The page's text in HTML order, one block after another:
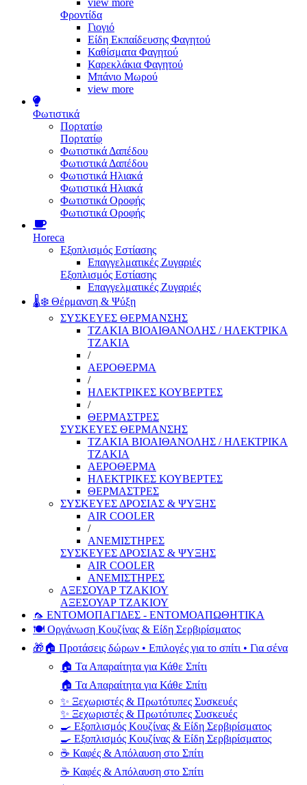
view more
Φροντίδα
Γιογιό
Είδη Εκπαίδευσης Φαγητού
Καθίσματα Φαγητού
Καρεκλάκια Φαγητού
Μπάνιο Μωρού
view more
Φωτιστικά
Πορτατίφ
Πορτατίφ
Φωτιστικά Δαπέδου
Φωτιστικά Δαπέδου
Φωτιστικά Ηλιακά
Φωτιστικά Ηλιακά
Φωτιστικά Οροφής
Φωτιστικά Οροφής
Horeca
Εξοπλισμός Εστίασης
Επαγγελματικές Ζυγαριές
Εξοπλισμός Εστίασης
Επαγγελματικές Ζυγαριές
🌡️❄️ Θέρμανση & Ψύξη
ΣΥΣΚΕΥΕΣ ΘΕΡΜΑΝΣΗΣ
ΤΖΑΚΙΑ ΒΙΟΑΙΘΑΝΟΛΗΣ / ΗΛΕΚΤΡΙΚΑ
ΤΖΑΚΙΑ
/
ΑΕΡΟΘΕΡΜΑ
/
ΗΛΕΚΤΡΙΚΕΣ ΚΟΥΒΕΡΤΕΣ
/
ΘΕΡΜΑΣΤΡΕΣ
ΣΥΣΚΕΥΕΣ ΘΕΡΜΑΝΣΗΣ
ΤΖΑΚΙΑ ΒΙΟΑΙΘΑΝΟΛΗΣ / ΗΛΕΚΤΡΙΚΑ
ΤΖΑΚΙΑ
ΑΕΡΟΘΕΡΜΑ
ΗΛΕΚΤΡΙΚΕΣ ΚΟΥΒΕΡΤΕΣ
ΘΕΡΜΑΣΤΡΕΣ
ΣΥΣΚΕΥΕΣ ΔΡΟΣΙΑΣ & ΨΥΞΗΣ
AIR COOLER
/
ΑΝΕΜΙΣΤΗΡΕΣ
ΣΥΣΚΕΥΕΣ ΔΡΟΣΙΑΣ & ΨΥΞΗΣ
AIR COOLER
ΑΝΕΜΙΣΤΗΡΕΣ
ΑΞΕΣΟΥΑΡ ΤΖΑΚΙΟΥ
ΑΞΕΣΟΥΑΡ ΤΖΑΚΙΟΥ
🦟 ΕΝΤΟΜΟΠΑΓΙΔΕΣ - ΕΝΤΟΜΟΑΠΩΘΗΤΙΚΑ
🍽️ Οργάνωση Κουζίνας & Είδη Σερβιρίσματος
🎁🏠 Προτάσεις δώρων • Επιλογές για το σπίτι • Για σένα
🏠 Τα Απαραίτητα για Κάθε Σπίτι
🏠 Τα Απαραίτητα για Κάθε Σπίτι
✨ Ξεχωριστές & Πρωτότυπες Συσκευές
✨ Ξεχωριστές & Πρωτότυπες Συσκευές
🍳 Εξοπλισμός Κουζίνας & Είδη Σερβιρίσματος
🍳 Εξοπλισμός Κουζίνας & Είδη Σερβιρίσματος
☕ Καφές & Απόλαυση στο Σπίτι
☕ Καφές & Απόλαυση στο Σπίτι